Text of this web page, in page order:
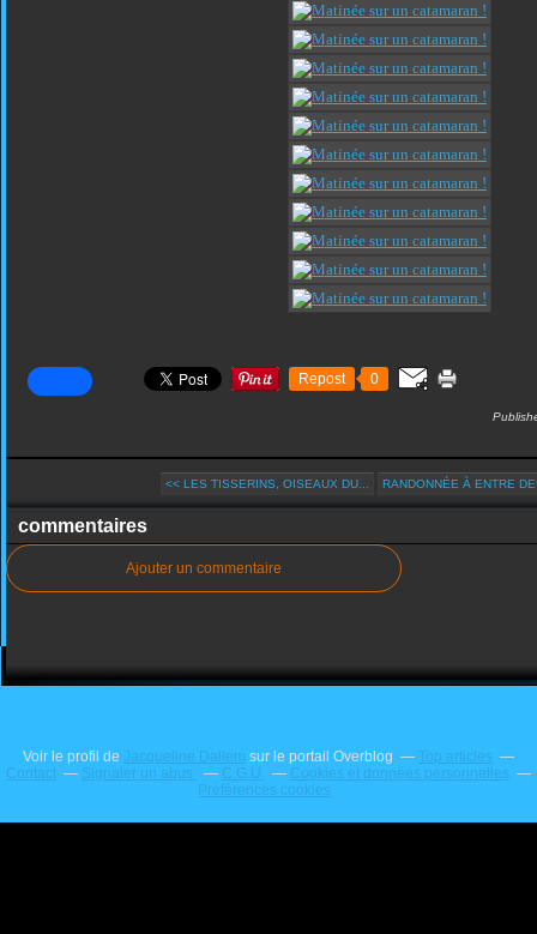
Repost 0
<< LES TISSERINS, OISEAUX DU... RANDONNÉE À ENTRE
commentaires
Ajouter un commentaire
Voir le profil de Jacqueline Dallem sur le portail Overblog
Top articles
Contact
Signaler un abus C.G.U.
Cookies et données personnelles
Préférences cookies